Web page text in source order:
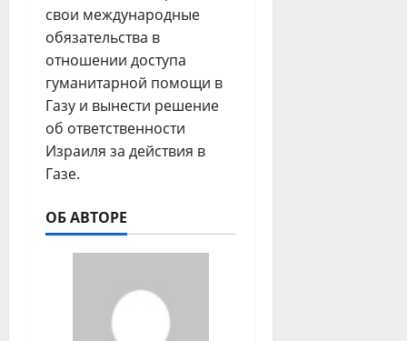
свои международные
обязательства в
отношении доступа
гуманитарной помощи в
Газу и вынести решение
об ответственности
Израиля за действия в
Газе.
ОБ АВТОРЕ